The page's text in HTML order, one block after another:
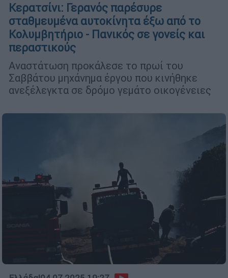
Κερατσίνι: Γερανός παρέσυρε
σταθμευμένα αυτοκίνητα έξω από το
Κολυμβητήριο - Πανικός σε γονείς και
περαστικούς
Αναστάτωση προκάλεσε το πρωί του
Σαββάτου μηχάνημα έργου που κινήθηκε
ανεξέλεγκτα σε δρόμο γεμάτο οικογένειες